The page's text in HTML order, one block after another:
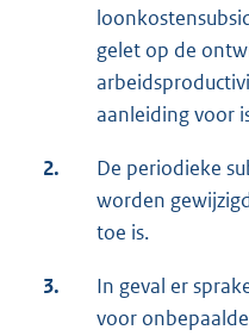
gelet op de
aanleiding voor
2.
De periodieke
worden
toe is.
3.
In geval er
voor